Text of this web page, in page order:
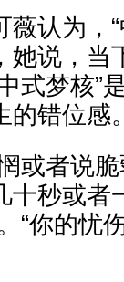
认为，
她说，当
式梦核”
的错位感
或者说
十秒或者
“你的忧